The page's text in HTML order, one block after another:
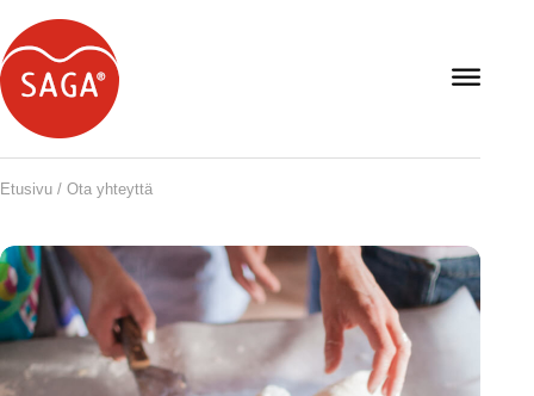
Open
Etusivu / Ota yhteyttä